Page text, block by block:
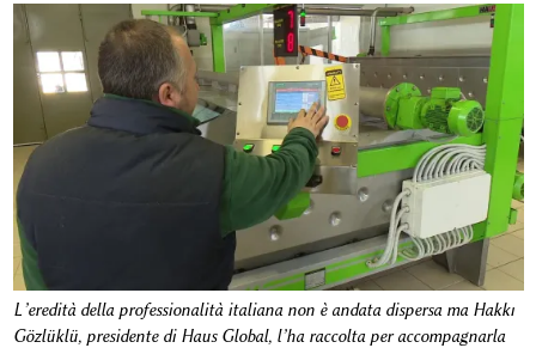
L’eredità della professionalità italiana non è andata dispersa ma Hakkı
Gözlüklü, presidente di Haus Global, l’ha raccolta per accompagnarla